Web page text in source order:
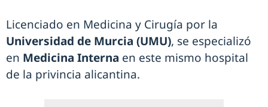
Licenciado en Medicina y Cirugía por la
Universidad de Murcia (UMU), se especializó
en Medicina Interna en este mismo hospital
de la privincia alicantina.